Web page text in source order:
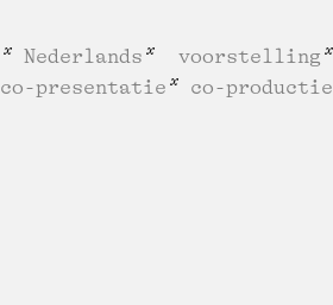
Nederlands voorstelling
co-presentatie
co-productie